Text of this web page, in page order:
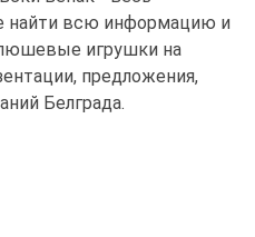
найти всю информацию и
игрушки на
предложения,
Белграда.